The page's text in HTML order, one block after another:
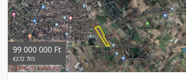
99 000 000 Ft
€272 705